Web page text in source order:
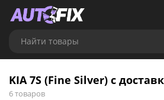
Найти товары
KIA 7S (Fine Silver) с
6 товаров